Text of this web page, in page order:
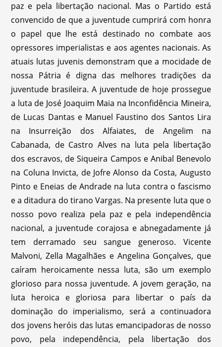
paz e pela libertação nacional. Mas o Partido está
convencido de que a juventude cumprirá com honra
o papel que lhe está destinado no combate aos
opressores imperialistas e aos agentes nacionais. As
atuais lutas juvenis demonstram que a mocidade de
nossa Pátria é digna das melhores tradições da
juventude brasileira. A juventude de hoje prossegue
a luta de José Joaquim Maia na Inconfidência Mineira,
de Lucas Dantas e Manuel Faustino dos Santos Lira
na Insurreição dos Alfaiates, de Angelim na
Cabanada, de Castro Alves na luta pela libertação
dos escravos, de Siqueira Campos e Anibal Benevolo
na Coluna Invicta, de Jofre Alonso da Costa, Augusto
Pinto e Eneias de Andrade na luta contra o fascismo
e a ditadura do tirano Vargas. Na presente luta que o
nosso povo realiza pela paz e pela independência
nacional, a juventude corajosa e abnegadamente já
tem derramado seu sangue generoso. Vicente
Malvoni, Zella Magalhães e Angelina Gonçalves, que
caíram heroicamente nessa luta, são um exemplo
glorioso para nossa juventude. A jovem geração, na
luta heroica e gloriosa para libertar o país da
dominação do imperialismo, será a continuadora
dos jovens heróis das lutas emancipadoras de nosso
povo, pela independência, pela libertação dos